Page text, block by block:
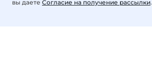
вы даете Согласие на получение рассылки.